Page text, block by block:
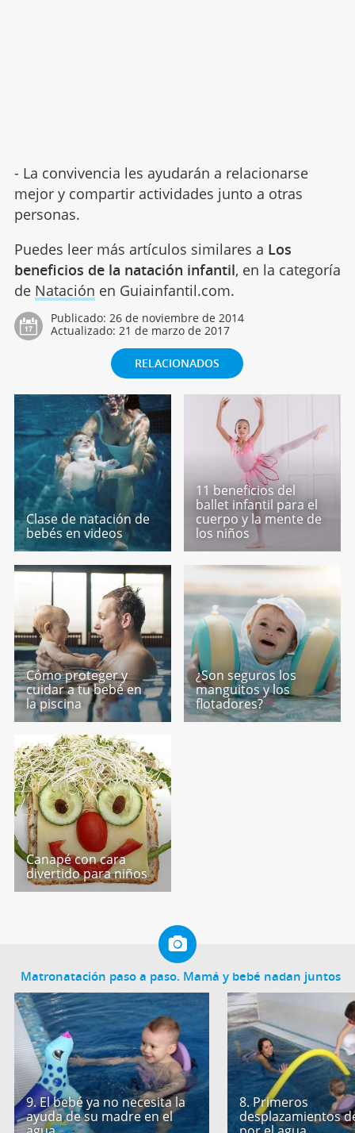
- La convivencia les ayudarán a relacionarse
mejor y compartir actividades junto a otras
personas.
Puedes leer más artículos similares a Los
beneficios de la natación infantil, en la categoría
de Natación en Guiainfantil.com.
Publicado: 26 de noviembre de 2014
Actualizado: 21 de marzo de 2017
RELACIONADOS
Clase de natación de
bebés en videos
11 beneficios del
ballet infantil para el
cuerpo y la mente de
los niños
Cómo proteger y
cuidar a tu bebé en
la piscina
¿Son seguros los
manguitos y los
flotadores?
Canapé con cara
divertido para niños
Matronatación paso a paso. Mamá y bebé nadan juntos
9. El bebé ya no necesita la
ayuda de su madre en el
8. Primeros
desplazamientos